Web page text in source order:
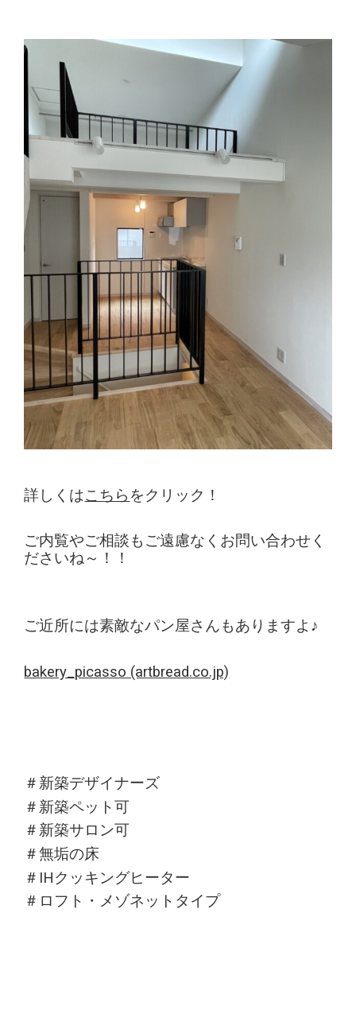
詳しくはこちら をクリック！
ご内覧やご相談もご遠慮なくお問い合わせく
ださいね～！！
ご近所には素敵なパン屋さんもありますよ♪
bakery_picasso (artbread.co.jp)
＃新築デザイナーズ
＃新築ペット可
＃新築サロン可
＃無垢の床
＃IHクッキングヒーター
＃ロフト・メゾネットタイプ